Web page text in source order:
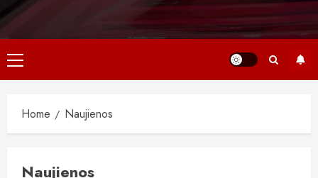
Primary
Menu
Home Naujienos
Naujienos